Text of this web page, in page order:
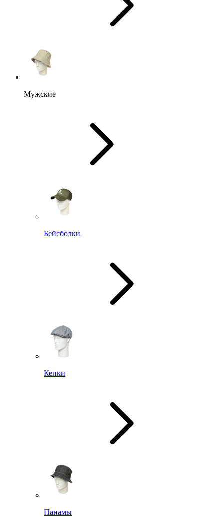
Мужские
Бейсболки
Кепки
Панамы